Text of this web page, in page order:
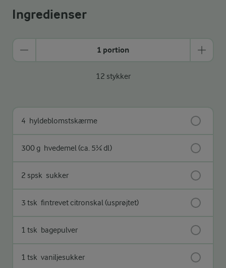
Ingredienser
1 portion
12 stykker
4 hyldeblomstskærme
300 g hvedemel (ca. 5¼ dl)
2 spsk sukker
3 tsk fintrevet citronskal (usprøjtet)
1 tsk bagepulver
1 tsk vaniljesukker